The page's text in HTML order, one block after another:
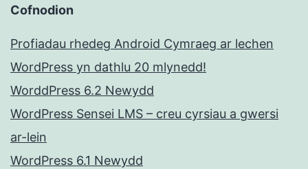
Cofnodion
Profiadau rhedeg Android Cymraeg ar lechen
WordPress yn dathlu 20 mlynedd!
WorddPress 6.2 Newydd
WordPress Sensei LMS – creu cyrsiau a gwersi
ar-lein
WordPress 6.1 Newydd